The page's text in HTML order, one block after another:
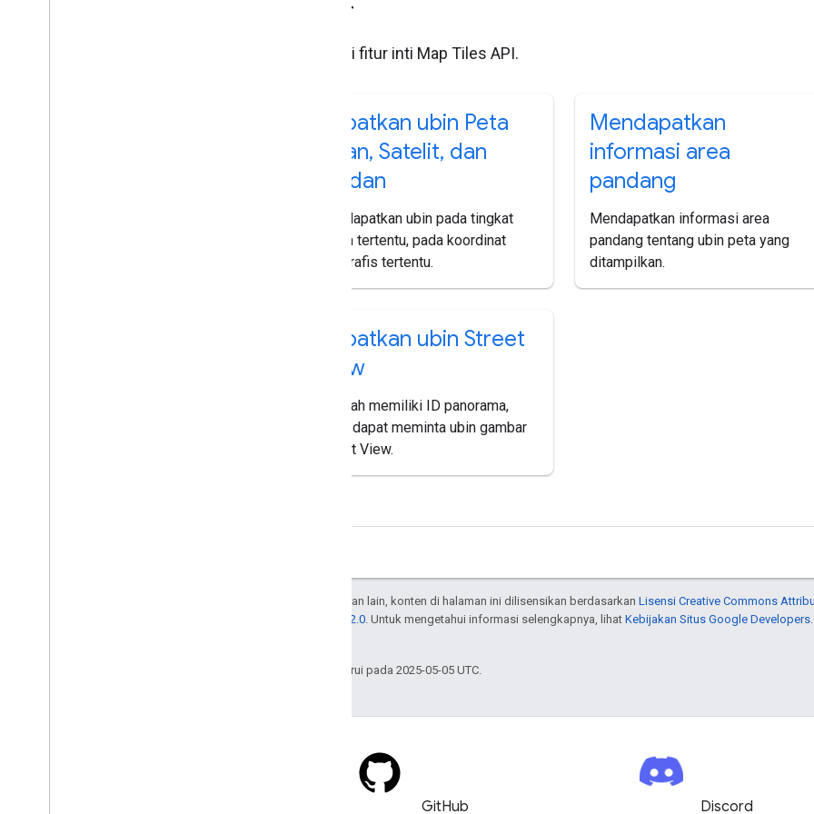
Fitur
Pelajari fitur inti Map Tiles API.
Dapatkan ubin Peta
Jalan, Satelit, dan
Medan
Mendapatkan ubin pada tingkat
zoom tertentu, pada koordinat
geografis tertentu.
Mendapatkan
informasi area
pandang
Mendapatkan informasi area
pandang tentang ubin peta yang
ditampilkan.
Dapatkan ubin Street
View
Setelah memiliki ID panorama,
Anda dapat meminta ubin gambar
Street View.
Kecuali dinyatakan lain, konten di halaman ini dilisensikan berdasarkan Lisensi Creative Commons
Lisensi Apache 2.0. Untuk mengetahui informasi selengkapnya, lihat Kebijakan Situs Google Developers
Terakhir diperbarui pada 2025-05-05 UTC.
GitHub Discord